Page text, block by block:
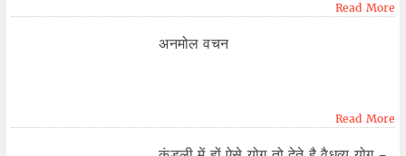
Read More
अनमोल वचन
Read More